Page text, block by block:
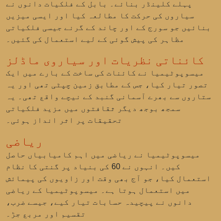
پہلے کلینڈر بنائے۔ بابل کے فلکیات دانوں نے
سیاروں کی حرکت کا مطالعہ کیا اور ایسی میزیں
بنائیں جو سورج کے اور چاند کے گرنے جیسی فلکیاتی
مظاہر کی پیش گوئی کے لیے استعمال کی گئیں۔
کائناتی نظریات اور سیاروی ماڈلز
میسوپوٹیمیا نے کائنات کی ساخت کے بارے میں ایک
تصور تیار کیا، جس کے مطابق زمین چپٹی تھی اور یہ
ستاروں سے بھرے آسمانی گنبد کے نیچے واقع تھی۔ یہ
سمجھ بوجھ دیگر ثقافتوں میں مزید فلکیاتی
تحقیقات پر اثر انداز ہوئی۔
ریاضی
میسوپوٹیمیا نے ریاضی میں اہم کامیابیاں حاصل
کیں۔ انہوں نے 60 کی بنیاد پر گنتی کا نظام
استعمال کیا، جو آج بھی وقت اور زاویوں کی پیمائش
میں استعمال ہوتا ہے۔ میسوپوٹیمیا کے ریاضی
دانوں نے پیچیدہ حسابات تیار کیے، جیسے ضرب،
تقسیم اور مربع جڑ۔